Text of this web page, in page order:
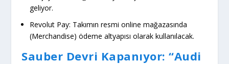
geliyor.
Revolut Pay: Takımın resmi online mağazasında
(Merchandise) ödeme altyapısı olarak kullanılacak.
Sauber Devri Kapanıyor: “Audi